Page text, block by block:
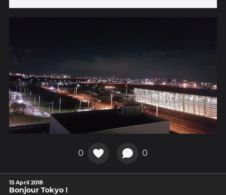
0 0
15 April 2018
Bonjour Tokyo !